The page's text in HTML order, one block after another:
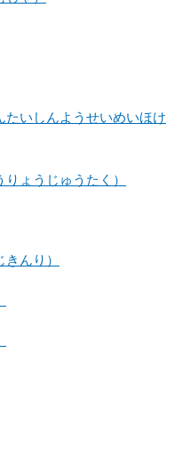
たいしんようせいめいほけ
ょうじゅうたく）
んり）